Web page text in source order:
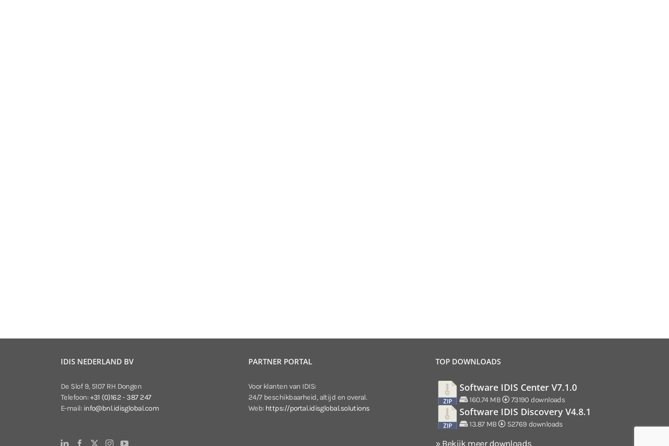
IDIS NEDERLAND BV
De Slof 9, 5107 RH Dongen
Telefoon:+31 (0)162 - 387 247
E-mail: info@bnl.idisglobal.com
PARTNER PORTAL
Voor klanten van IDIS:
24/7 beschikbaarheid, altijd en overal.
Web: https://portal.idisglobal.solutions
TOP DOWNLOADS
Software IDIS Center V7.1.0
160.74 MB 73190 downloads
Software IDIS Discovery V4.8.1
13.87 MB 52769 downloads
» Bekijk meer downloads